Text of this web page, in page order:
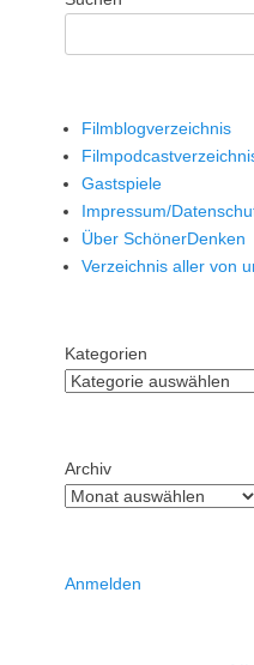
Filmblogverzeichnis
Gastspiele
Impressum/
Über SchönerDenken
Verzeichnis aller von
Kategorien
Archiv
Anmelden